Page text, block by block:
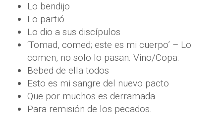
Lo bendijo
Lo partió
Lo dio a sus discípulos
‘Tomad, comed; este es mi cuerpo’ – Lo
comen, no solo lo pasan. Vino/Copa:
Bebed de ella todos
Esto es mi sangre del nuevo pacto
Que por muchos es derramada
Para remisión de los pecados.